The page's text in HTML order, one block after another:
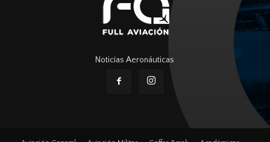
Noticias Aeronáuticas